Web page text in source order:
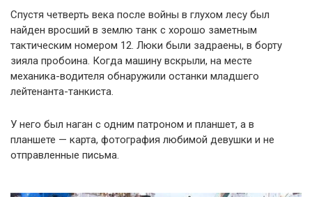
Спустя четверть века после войны в глухом лесу был
найден вросший в землю танк с хорошо заметным
тактическим номером 12. Люки были задраены, в борту
зияла пробоина. Когда машину вскрыли, на месте
механика-водителя обнаружили останки младшего
лейтенанта-танкиста.
У него был наган с одним патроном и планшет, а в
планшете — карта, фотография любимой девушки и не
отправленные письма.